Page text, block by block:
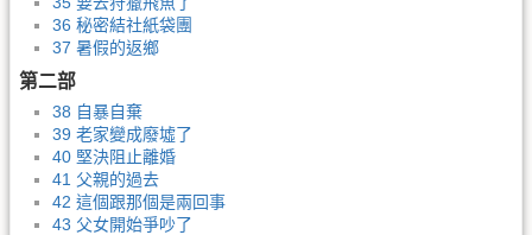
36 秘密結社紙袋團
37 暑假的返鄉
第二部
38 自暴自棄
39 老家變成廢墟了
40 堅決阻止離婚
41 父親的過去
42 這個跟那個是兩回事
43 父女開始爭吵了